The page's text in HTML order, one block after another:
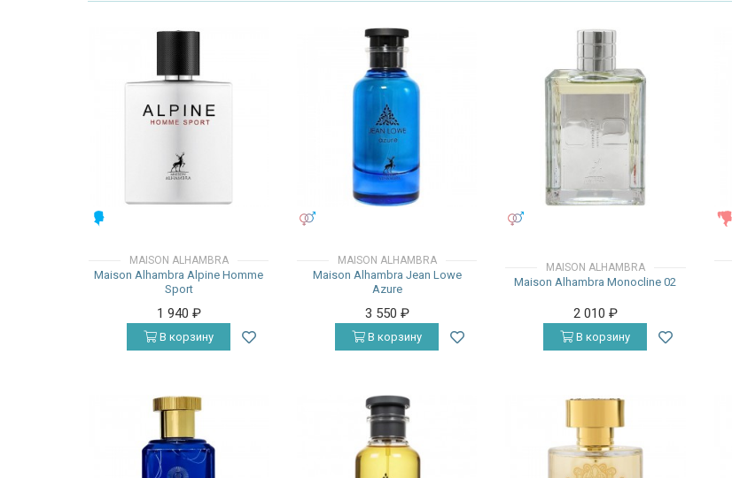
MAISON ALHAMBRA
Maison Alhambra Alpine Homme
Sport
1 940 ₽
В корзину
MAISON ALHAMBRA
Maison Alhambra Jean Lowe
Azure
3 550 ₽
В корзину
MAISON ALHAMBRA
Maison Alhambra Monocline 02
2 010 ₽
В корзину